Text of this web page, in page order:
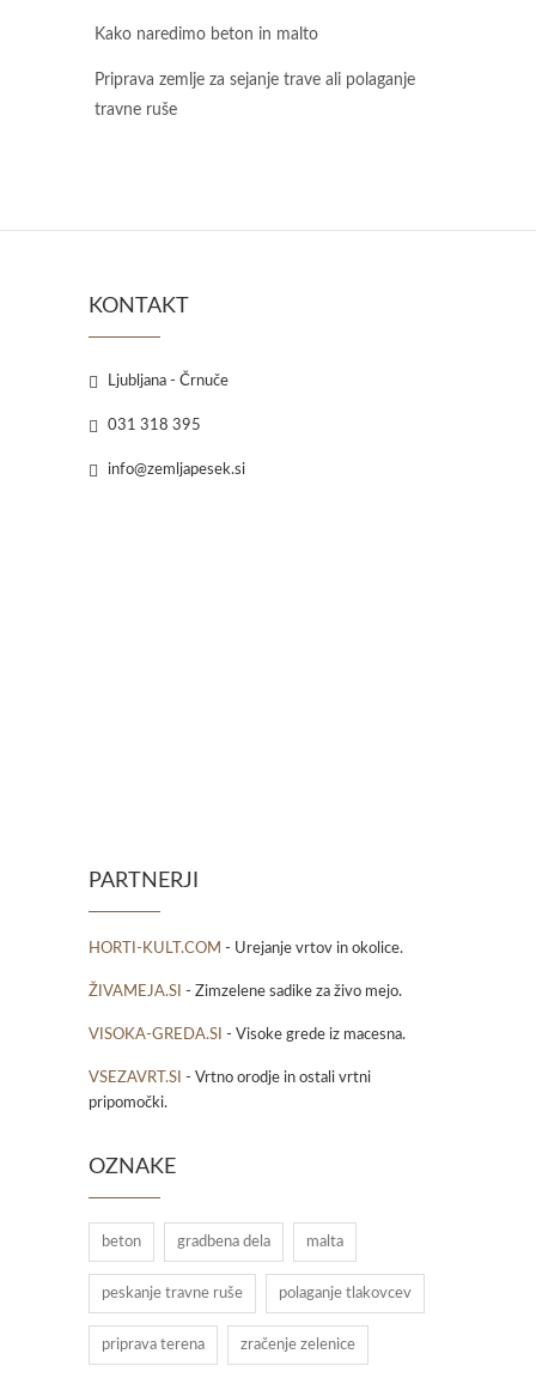
Kako naredimo beton in malto
Priprava zemlje za sejanje trave ali polaganje
travne ruše
KONTAKT
Ljubljana - Črnuče
031 318 395
info@zemljapesek.si
PARTNERJI
HORTI-KULT.COM - Urejanje vrtov in okolice.
ŽIVAMEJA.SI - Zimzelene sadike za živo mejo.
VISOKA-GREDA.SI - Visoke grede iz macesna.
VSEZAVRT.SI - Vrtno orodje in ostali vrtni
pripomočki.
OZNAKE
beton gradbena dela malta
peskanje travne ruše polaganje tlakovcev
priprava terena zračenje zelenice